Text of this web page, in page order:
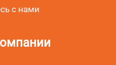
с нами